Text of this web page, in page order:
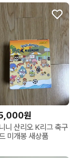
원
니 산리오 K리그 축구
미개봉 새상품